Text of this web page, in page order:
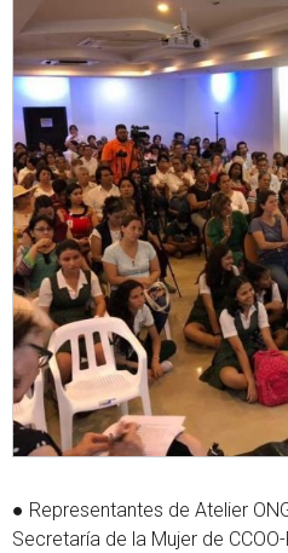
● Representantes de Atelier
Secretaría de la Mujer de